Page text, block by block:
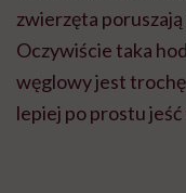
zwierzęta
Oczywiście taka
węglowy jest trochę
lepiej po prostu jeść